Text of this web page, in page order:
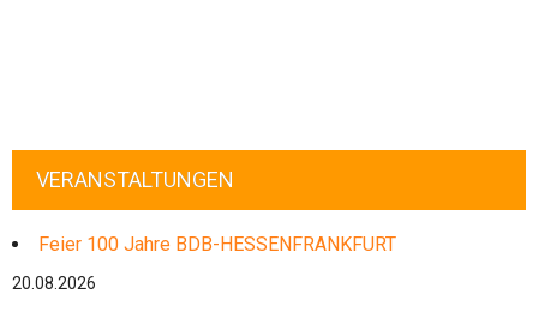
VERANSTALTUNGEN
Feier 100 Jahre BDB-HESSENFRANKFURT
20.08.2026